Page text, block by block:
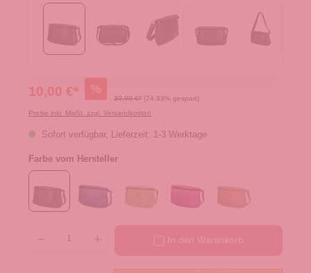
10,00 €* %
39,99 €* (74.99% gespart)
Preise inkl. MwSt. zzgl. Versandkosten
Sofort verfügbar, Lieferzeit: 1-3 Werktage
Farbe vom Hersteller